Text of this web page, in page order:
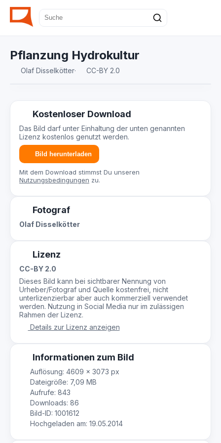
Pflanzung Hydrokultur
Olaf Disselkötter· CC-BY 2.0
Kostenloser Download
Das Bild darf unter Einhaltung der unten genannten
Lizenz kostenlos genutzt werden.
Bild herunterladen
Mit dem Download stimmst Du unseren
Nutzungsbedingungen zu.
Fotograf
Olaf Disselkötter
Lizenz
CC-BY 2.0
Dieses Bild kann bei sichtbarer Nennung von
Urheber/Fotograf und Quelle kostenfrei, nicht
unterlizenzierbar aber auch kommerziell verwendet
werden. Nutzung in Social Media nur im zulässigen
Rahmen der Lizenz.
Details zur Lizenz anzeigen
Informationen zum Bild
Auflösung: 4609 × 3073 px
Dateigröße: 7,09 MB
Aufrufe: 843
Downloads: 86
Bild-ID: 1001612
Hochgeladen am: 19.05.2014